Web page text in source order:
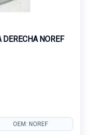
NOREF
OEM: NOREF